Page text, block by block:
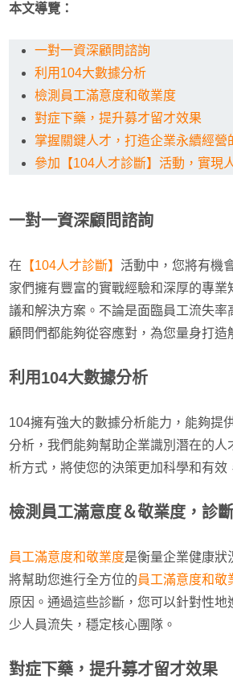
本文導覽：
一對一資深顧問諮詢
利用104大數據分析
檢測員工滿意度和敬業度
對症下藥，提升募才留才效果
掌握關鍵人才，打造企業永續經營
參加【104人才診斷】活動，實現
一對一資深顧問諮詢
在 【104人才診斷】 活動中，您將有機
家們擁有豐富的實戰經驗和深厚的專
議和解決方案。不論是面臨員工流失率
顧問們都能夠從容應對，為您量身打造
利用104大數據分析
104擁有強大的數據分析能力，能夠提
分析，我們能夠幫助企業識別潛在的
析方式，將使您的決策更加科學和有效
檢測員工滿意度＆敬業度，診
員工滿意度和敬業度是衡量企業健康狀
將幫助您進行全方位的員工滿意度和敬
原因。通過這些診斷，您可以針對性
少人員流失，穩定核心團隊。
對症下藥，提升募才留才效果